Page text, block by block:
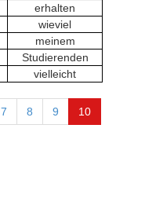
erhalten
wieviel
meinem
Studierenden
vielleicht
7 8 9 10